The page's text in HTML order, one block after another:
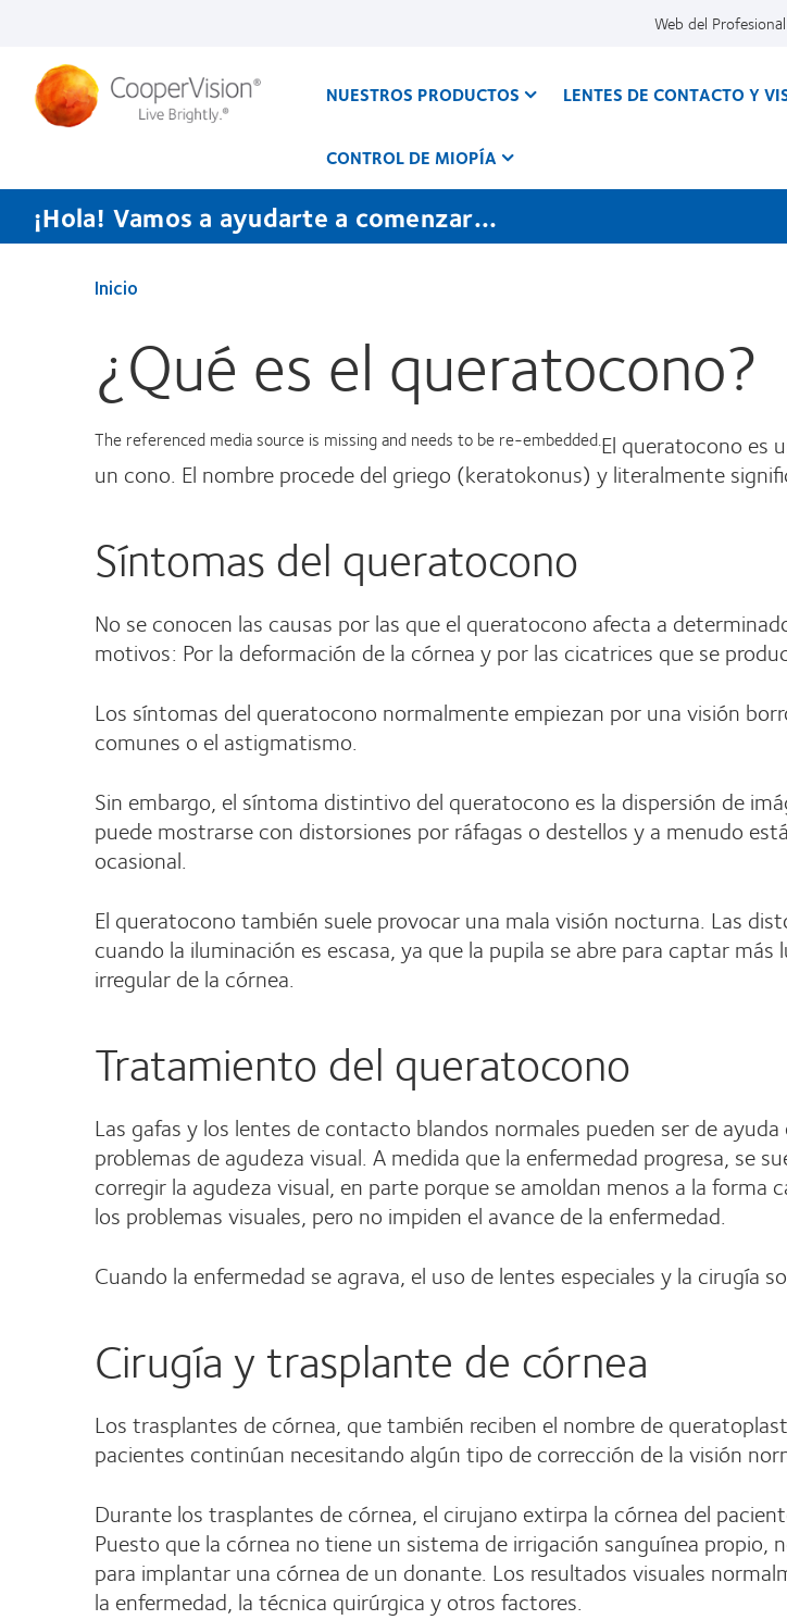
principal
Web del Profesional
NUESTROS PRODUCTOS LENTES DE CONTACTO Y
CONTROL DE MIOPÍA
¡Hola! Vamos a ayudarte a comenzar...
Inicio
¿Qué es el queratocono?
The referenced media source is missing and needs to be re-embedded.El queratocono es
un cono. El nombre procede del griego (keratokonus) y literalmente
Síntomas del queratocono
No se conocen las causas por las que el queratocono afecta a
motivos: Por la deformación de la córnea y por las cicatrices que se
Los síntomas del queratocono normalmente empiezan por una visión
comunes o el astigmatismo.
Sin embargo, el síntoma distintivo del queratocono es la dispersión de
puede mostrarse con distorsiones por ráfagas o destellos y a menudo
ocasional.
El queratocono también suele provocar una mala visión nocturna. Las
cuando la iluminación es escasa, ya que la pupila se abre para captar
irregular de la córnea.
Tratamiento del queratocono
Las gafas y los lentes de contacto blandos normales pueden ser de
problemas de agudeza visual. A medida que la enfermedad progresa, se
corregir la agudeza visual, en parte porque se amoldan menos a la
los problemas visuales, pero no impiden el avance de la enfermedad.
Cuando la enfermedad se agrava, el uso de lentes especiales y la cirugía
Cirugía y trasplante de córnea
Los trasplantes de córnea, que también reciben el nombre de
pacientes continúan necesitando algún tipo de corrección de la visión
Durante los trasplantes de córnea, el cirujano extirpa la córnea del
Puesto que la córnea no tiene un sistema de irrigación sanguínea
para implantar una córnea de un donante. Los resultados visuales
la enfermedad, la técnica quirúrgica y otros factores.